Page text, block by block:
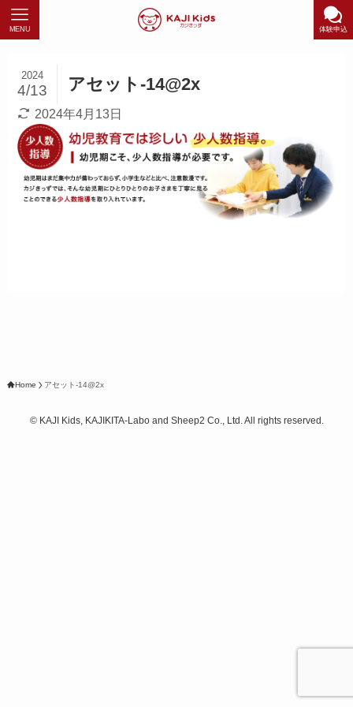
体験申込
MENU
アセット-14@2x
2024
4/13
2024年4月13日
Home アセット-14@2x
©KAJI Kids, KAJIKITA-Labo and Sheep2 Co., Ltd. All rights reserved.